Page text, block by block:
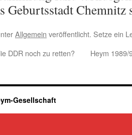
Geburtsstadt Chemnitz
Allgemein veröffentlicht. Setze ein
DDR noch zu retten? Heym 1989/
Gesellschaft